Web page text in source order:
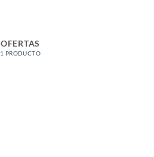
OFERTAS
1 PRODUCTO